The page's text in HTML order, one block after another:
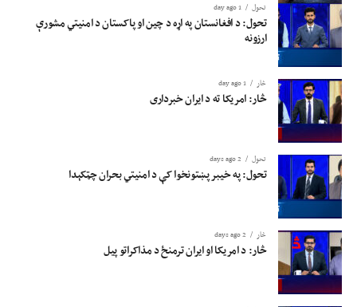
تحول 1 day ago
تحول: د افغانستان په اړه د چین او پاکستان د امنیتي مشورې
ارزونه
څار 1 day ago
څار: امریکا ته د ایران خبرداری
تحول 2 days ago
تحول: په خیبر پښتونخوا کې د امنیتي بحران چټکېدا
څار 2 days ago
څار: د امریکا او ایران ترمنځ د مذاکراتو پیل